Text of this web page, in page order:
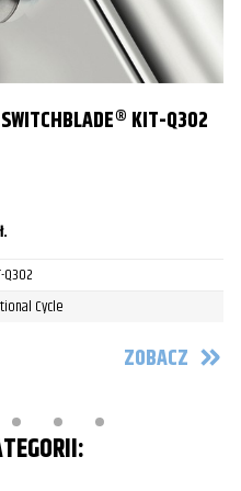
SCL
2009
2010
SCL
2017
KIT-Q302
.
Q302
Cycle
ZOBACZ